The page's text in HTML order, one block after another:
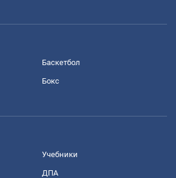
Баскетбол
Бокс
Учебники
ДПА